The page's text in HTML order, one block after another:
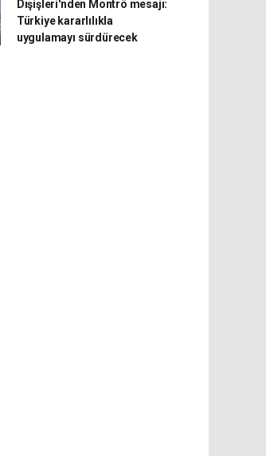
Dışişleri'nden Montrö mesajı:
Türkiye kararlılıkla
uygulamayı sürdürecek